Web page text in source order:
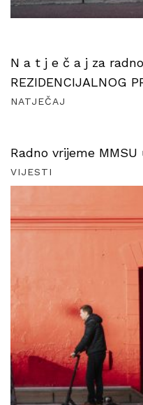
N a t j e č a j za
REZIDENCIJALNOG
NATJEČAJ
Radno vrijeme
VIJESTI